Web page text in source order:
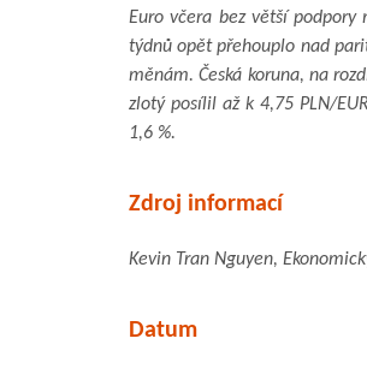
Euro včera bez větší podpory
týdnů opět přehouplo nad
měnám. Česká koruna, na
zlotý posílil až k 4,75 PLN/
1,6 %.
Zdroj informací
Kevin Tran Nguyen,
Datum